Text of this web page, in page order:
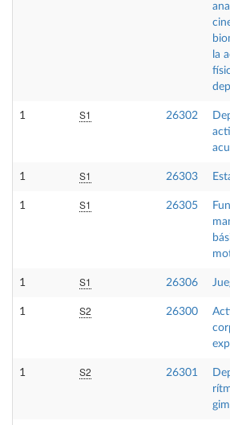
la
1 S1 26302
1 S1 26303
1 S1 26305
1 S1 26306
1 S2 26300
1 S2 26301